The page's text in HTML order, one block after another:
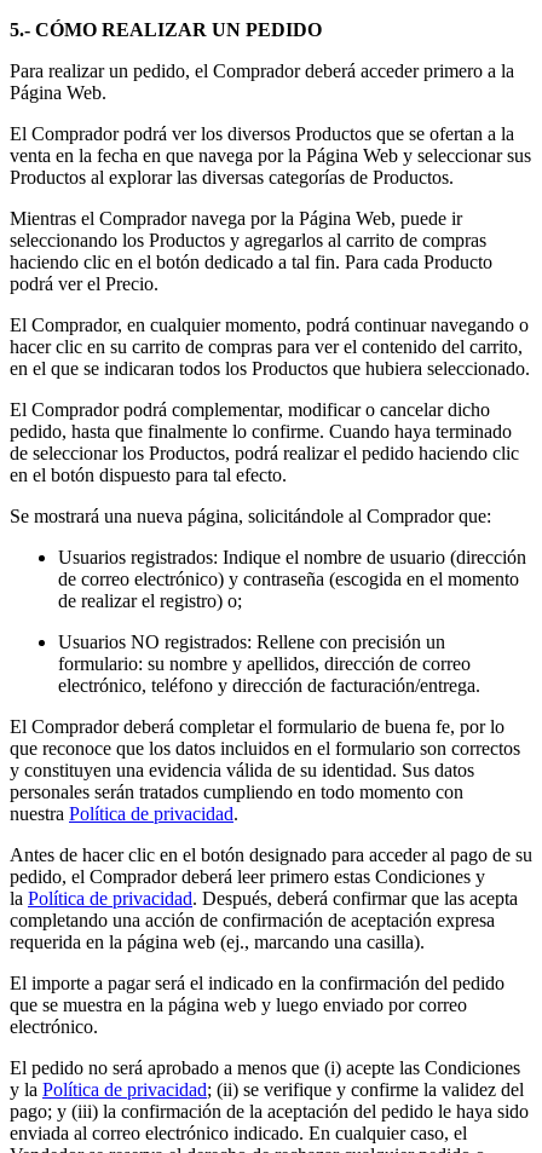
5.- CÓMO REALIZAR UN PEDIDO
Para realizar un pedido, el Comprador deberá acceder primero a la
Página Web.
El Comprador podrá ver los diversos Productos que se ofertan a la
venta en la fecha en que navega por la Página Web y seleccionar sus
Productos al explorar las diversas categorías de Productos.
Mientras el Comprador navega por la Página Web, puede ir
seleccionando los Productos y agregarlos al carrito de compras
haciendo clic en el botón dedicado a tal fin. Para cada Producto
podrá ver el Precio.
El Comprador, en cualquier momento, podrá continuar navegando o
hacer clic en su carrito de compras para ver el contenido del carrito,
en el que se indicaran todos los Productos que hubiera seleccionado.
El Comprador podrá complementar, modificar o cancelar dicho
pedido, hasta que finalmente lo confirme. Cuando haya terminado
de seleccionar los Productos, podrá realizar el pedido haciendo clic
en el botón dispuesto para tal efecto.
Se mostrará una nueva página, solicitándole al Comprador que:
Usuarios registrados: Indique el nombre de usuario (dirección
de correo electrónico) y contraseña (escogida en el momento
de realizar el registro) o;
Usuarios NO registrados: Rellene con precisión un
formulario: su nombre y apellidos, dirección de correo
electrónico, teléfono y dirección de facturación/entrega.
El Comprador deberá completar el formulario de buena fe, por lo
que reconoce que los datos incluidos en el formulario son correctos
y constituyen una evidencia válida de su identidad. Sus datos
personales serán tratados cumpliendo en todo momento con
nuestra Política de privacidad.
Antes de hacer clic en el botón designado para acceder al pago de su
pedido, el Comprador deberá leer primero estas Condiciones y
la Política de privacidad. Después, deberá confirmar que las acepta
completando una acción de confirmación de aceptación expresa
requerida en la página web (ej., marcando una casilla).
El importe a pagar será el indicado en la confirmación del pedido
que se muestra en la página web y luego enviado por correo
electrónico.
El pedido no será aprobado a menos que (i) acepte las Condiciones
y la Política de privacidad; (ii) se verifique y confirme la validez del
pago; y (iii) la confirmación de la aceptación del pedido le haya sido
enviada al correo electrónico indicado. En cualquier caso, el